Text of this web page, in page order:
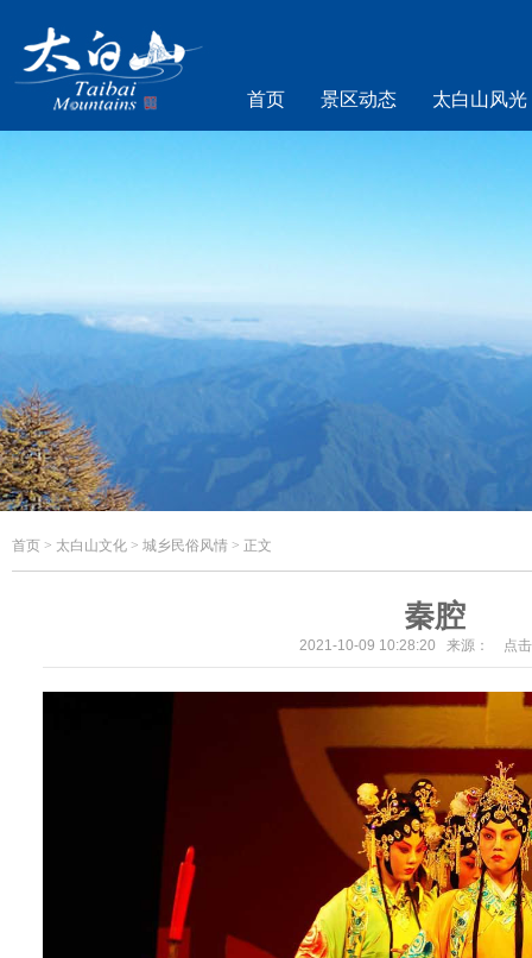
首页 景区动态 太白山风光
首页 > 太白山文化 > 城乡民俗风情 > 正文
秦腔
2021-10-09 10:28:20 来源： 点